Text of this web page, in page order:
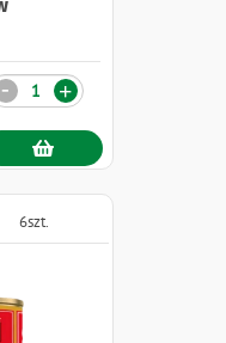
+
-
6szt.